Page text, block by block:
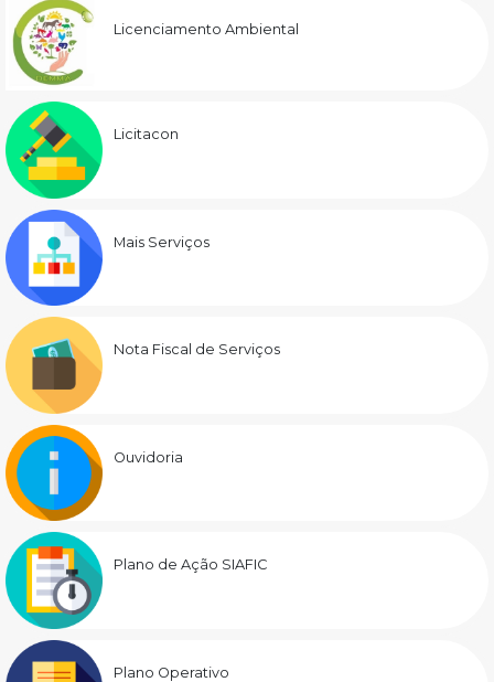
Licenciamento Ambiental
Licitacon
Mais Serviços
Nota Fiscal de Serviços
Ouvidoria
Plano de Ação SIAFIC
Plano Operativo